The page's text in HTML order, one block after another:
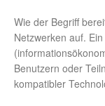
Wie der Begriff
Netzwerken auf.
Benutzern oder
kompatibler